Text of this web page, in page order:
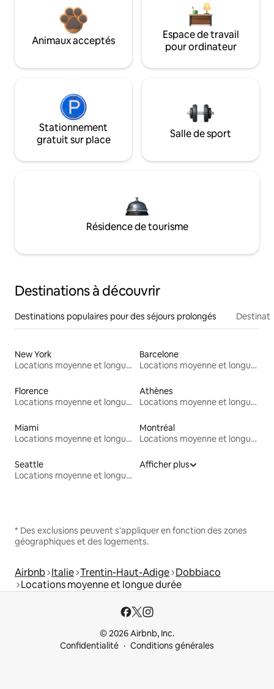
Animaux acceptés
Espace de travail
pour ordinateur
Stationnement
gratuit sur place
Salle de sport
Résidence de tourisme
Destinations à découvrir
Destinations populaires pour des séjours prolongés
New York
Locations moyenne et longue durée
Barcelone
Locations moyenne et longue durée
Florence
Locations moyenne et longue durée
Athènes
Locations moyenne et longue durée
Miami
Locations moyenne et longue durée
Montréal
Locations moyenne et longue durée
Seattle
Locations moyenne et longue durée
Afficher plus
* Des exclusions peuvent s'appliquer en fonction des zones
géographiques et des logements.
Airbnb Italie Trentin-Haut-Adige Dobbiaco
Locations moyenne et longue durée
© 2026 Airbnb, Inc.
Confidentialité
Conditions générales